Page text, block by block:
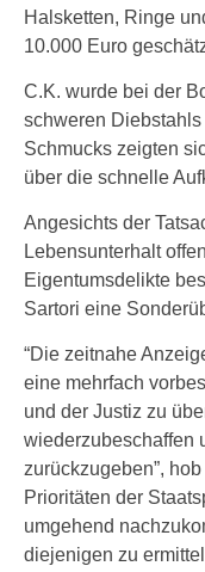
Halsketten, Ringe
10.000 Euro
C.K. wurde bei der
schweren
Schmucks zeigten
über die schnelle
Angesichts der
Lebensunterhalt
Eigentumsdelikte
Sartori eine
“Die zeitnahe
eine mehrfach
und der Justiz zu
wiederzubeschaffen
zurückzugeben”,
Prioritäten der
umgehend
diejenigen zu